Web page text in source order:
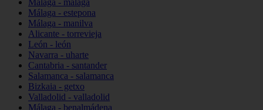
Málaga - málaga
Málaga - estepona
Málaga - manilva
Alicante - torrevieja
León - león
Navarra - uharte
Cantabria - santander
Salamanca - salamanca
Bizkaia - getxo
Valladolid - valladolid
Málaga - benalmádena